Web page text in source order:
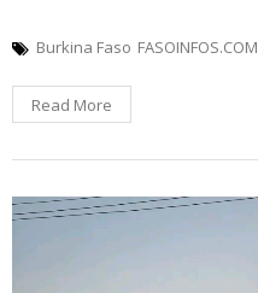
Burkina Faso FASOINFOS.COM
Read More